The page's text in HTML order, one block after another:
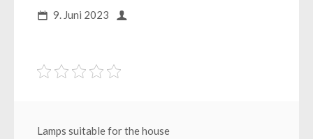
9. Juni 2023
Lamps suitable for the house